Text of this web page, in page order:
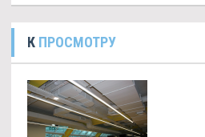
К ПРОСМОТРУ